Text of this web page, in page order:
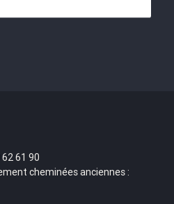
61 90
cheminées anciennes :